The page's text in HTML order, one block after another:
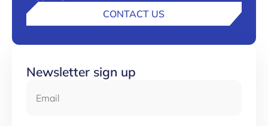
CONTACT US
Newsletter sign up